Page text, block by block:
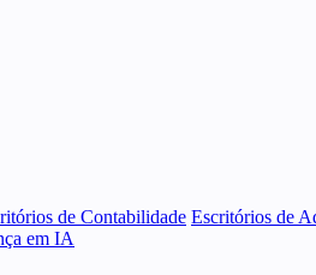
de Contabilidade Escritórios de
em IA